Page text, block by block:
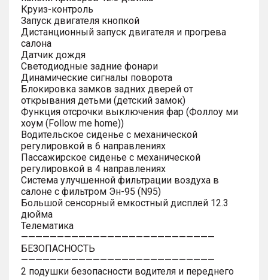
Круиз-контроль
Запуск двигателя кнопкой
Дистанционный запуск двигателя и прогрева
салона
Датчик дождя
Светодиодные задние фонари
Динамические сигналы поворота
Блокировка замков задних дверей от
открывания детьми (детский замок)
Функция отсрочки выключения фар (Фоллоу ми
хоум (Follow me home))
Водительское сиденье с механической
регулировкой в 6 направлениях
Пассажирское сиденье с механической
регулировкой в 4 направлениях
Система улучшенной фильтрации воздуха в
салоне с фильтром Эн-95 (N95)
Большой сенсорный емкостный дисплей 12.3
дюйма
Телематика
———————————————————————————
БЕЗОПАСНОСТЬ
———————————————————————————
2 подушки безопасности водителя и переднего